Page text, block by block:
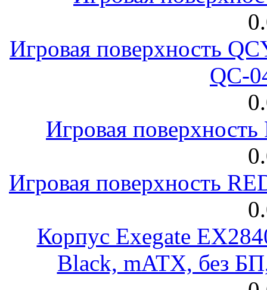
Игровая поверхность
QC-
Игровая
Игровая поверхность
Корпус Exegate
Black, mATX, без